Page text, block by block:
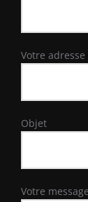
Votre
Objet
Votre message